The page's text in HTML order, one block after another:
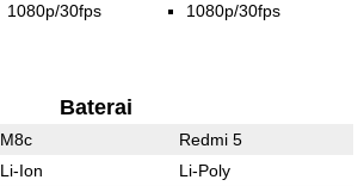
1080p/30fps 1080p/30fps
Baterai
M8c Redmi 5
Li-Ion Li-Poly